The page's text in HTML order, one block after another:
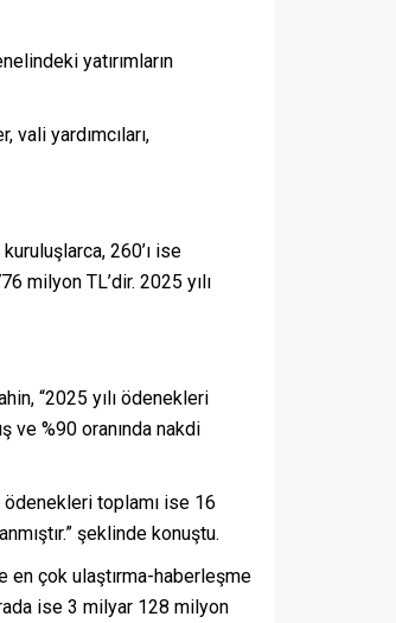
yatırımların
yardımcıları,
260’ı ise
milyon TL’dir. 2025 yılı
“2025 yılı ödenekleri
ve %90 oranında nakdi
toplamı ise 16
şeklinde konuştu.
en çok ulaştırma-haberleşme
ise 3 milyar 128 milyon